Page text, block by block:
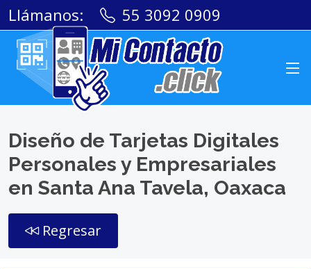
Llámanos: 55 3092 0909
Diseño de Tarjetas Digitales
Personales y Empresariales
en Santa Ana Tavela, Oaxaca
Regresar